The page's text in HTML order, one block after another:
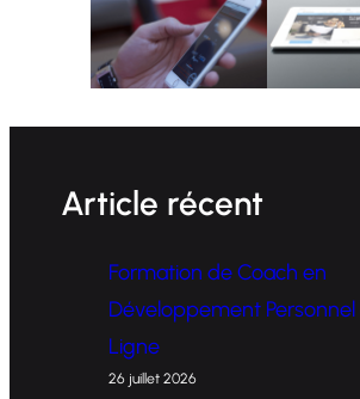
Article récent
Formation de Coach en
Développement Personnel
Ligne
26 juillet 2026